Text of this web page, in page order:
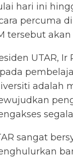
hari ini
percuma di
tersebut
UTAR,
adalah
sangat